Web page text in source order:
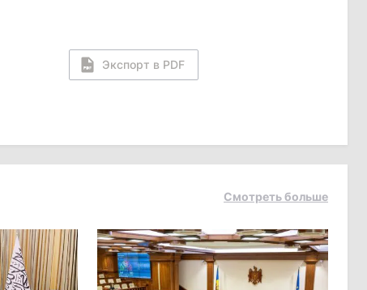
Экспорт в PDF
Смотреть больше